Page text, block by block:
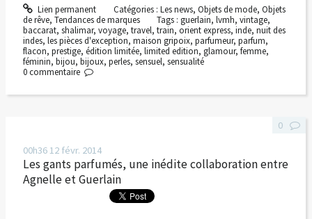
Lien permanent Catégories : Les news, Objets de mode, Objets
de rêve, Tendances de marques Tags :guerlain,lvmh,vintage,
baccarat, shalimar, voyage, travel, train, orient express, inde, nuit des
indes, les pièces d'exception, maison gripoix, parfumeur, parfum,
flacon, prestige, édition limitée, limited edition, glamour, femme,
féminin, bijou, bijoux, perles, sensuel, sensualité
0 commentaire
00h3612 févr. 2014
Les gants parfumés, une inédite collaboration entre
Agnelle et Guerlain
0